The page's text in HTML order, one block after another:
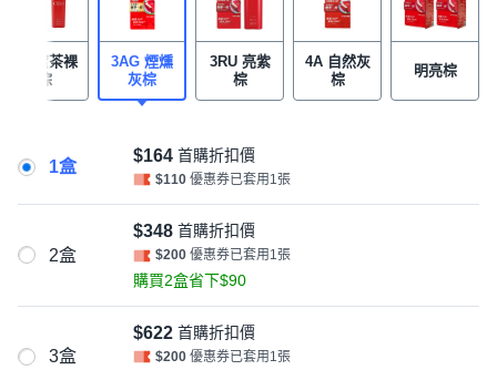
1N 蜜茶裸
棕
3AG 煙燻
灰棕
3RU 亮紫
棕
4A 自然灰
棕
明亮棕
1盒
$164 首購折扣價
$110 優惠券已套用1張
2盒
$348 首購折扣價
$200 優惠券已套用1張
購買2盒省下$90
3盒
$622 首購折扣價
$200 優惠券已套用1張